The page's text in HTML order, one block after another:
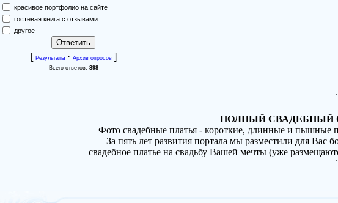
красивое портфолио на сайте
гостевая книга с отзывами
другое
[ Результаты· Архив опросов]
Всего ответов: 898
ПОЛНЫЙ СВАДЕБНЫЙ
Фото свадебные платья - короткие, длинные и пышные
За пять лет развития портала мы разместили для
свадебное платье на свадьбу Вашей мечты (уже